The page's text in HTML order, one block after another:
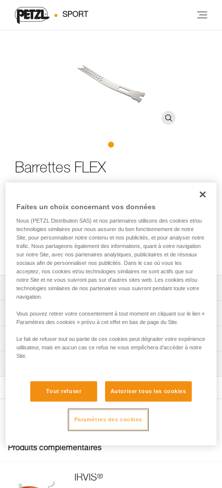
SPORT
Barrettes FLEX
et arrière des crampons Petzl
Les barrettes FLEX sont conçues pour assouplir la liaison
entre les blocs avant et arrière des crampons Petzl et
favoriser le confort de marche. Elles sont compatibles avec
les crampons DART, LYNX, SARKEN, VASAK et IRVIS.
Descriptif
Compatibles avec les crampons DART (U001AB00 et
T10A LLU), VASAK (U007XA00 et T05A XXX) et IRVIS
(U006XA00 et T03A XXX).
Spécifications techniques
Matière(s): acier inoxydable
Référence : T03A BS
Garantie : 3 ans
Conditionnement : 1
Informations techniques
Notice
Voir tous les contenus techniques
Autres produits
Produits complémentaires
IRVIS®
Faites un choix concernant vos données
Nous (PETZL Distribution SAS) et nos partenaires utilisons des cookies et/ou
technologies similaires pour nous assurer du bon fonctionnement de notre
Site, pour personnaliser notre contenu et nos publicités, et pour analyser notre
trafic. Nous partageons également des informations, quant à votre navigation
sur notre Site, avec nos partenaires analytiques, publicitaires et de réseaux
sociaux afin de personnaliser nos publicités. Dans le cas où vous les
acceptez, nos cookies et/ou technologies similaires ne sont actifs que sur
notre Site et ne vous suivront pas sur d’autres sites web. Les cookies et/ou
technologies similaires de nos partenaires vous suivront pendant toute votre
navigation.
Vous pouvez retirer votre consentement à tout moment en cliquant sur le lien «
Paramètres des cookies » prévu à cet effet en bas de page du Site.
Le fait de refuser tout ou partie de ces cookies peut dégrader votre expérience
utilisateur, mais en aucun cas ce refus ne vous empêchera d’accéder à notre
Site.
Tout refuser Autoriser tous les cookies
Paramètres des cookies